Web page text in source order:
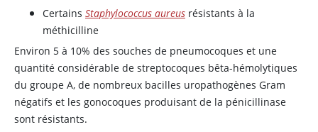
Certains Staphylococcus aureus résistants à la
méthicilline
Environ 5 à 10% des souches de pneumocoques et une
quantité considérable de streptocoques bêta-hémolytiques
du groupe A, de nombreux bacilles uropathogènes Gram
négatifs et les gonocoques produisant de la pénicillinase
sont résistants.